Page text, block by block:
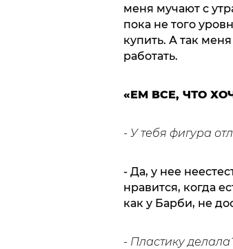
меня мучают с
пока не того
купить. А так
работать.
«ЕМ ВСЕ, ЧТО
- У тебя фигура
- Да, у нее
нравится, когда
как у Барби, не
- Пластику